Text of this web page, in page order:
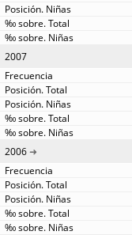
2007
2006